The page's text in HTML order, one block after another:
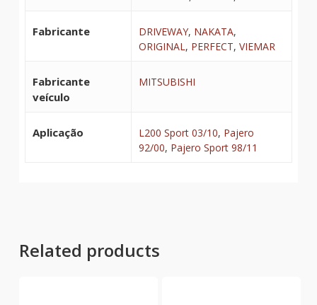
Fabricante DRIVEWAY, NAKATA,
ORIGINAL, PERFECT, VIEMAR
Fabricante
veículo
MITSUBISHI
Aplicação L200 Sport 03/10, Pajero
92/00, Pajero Sport 98/11
Related products